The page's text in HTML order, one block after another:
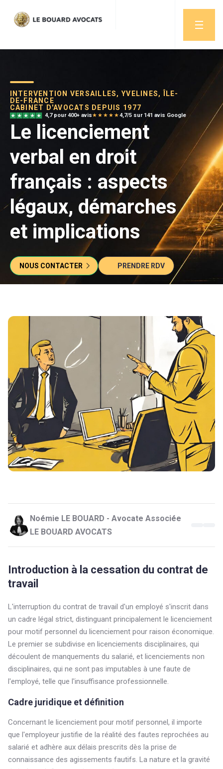
INTERVENTION VERSAILLES, YVELINES, ÎLE-
DE-FRANCE
CABINET D'AVOCATS DEPUIS 1977
4,7 pour 400+ avis★★★★★4,7/5 sur 141 avis Google
Le licenciement
verbal en droit
français : aspects
légaux, démarches
et implications
NOUS CONTACTER PRENDRE RDV
Noémie LE BOUARD - Avocate Associée
LE BOUARD AVOCATS
Introduction à la cessation du contrat de
travail
L'interruption du contrat de travail d'un employé s'inscrit dans
un cadre légal strict, distinguant principalement le licenciement
pour motif personnel du licenciement pour raison économique.
Le premier se subdivise en licenciements disciplinaires, qui
découlent de manquements du salarié, et licenciements non
disciplinaires, qui ne sont pas imputables à une faute de
l'employé, telle que l'insuffisance professionnelle.
Cadre juridique et définition
Concernant le licenciement pour motif personnel, il importe
que l'employeur justifie de la réalité des fautes reprochées au
salarié et adhère aux délais prescrits dès la prise de
connaissance des agissements fautifs. La nature et la gravité